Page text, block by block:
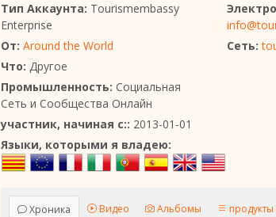
Тип Аккаунта: Tourismembassy
Enterprise
От: Around the World
Что: Другое
Промышленность: Социальная
Сеть и Сообщества Онлайн
участник, начиная с:: 2013-01-01
Сеть:
Языки, которыми я владею:
Хроника Видео Альбомы продукты